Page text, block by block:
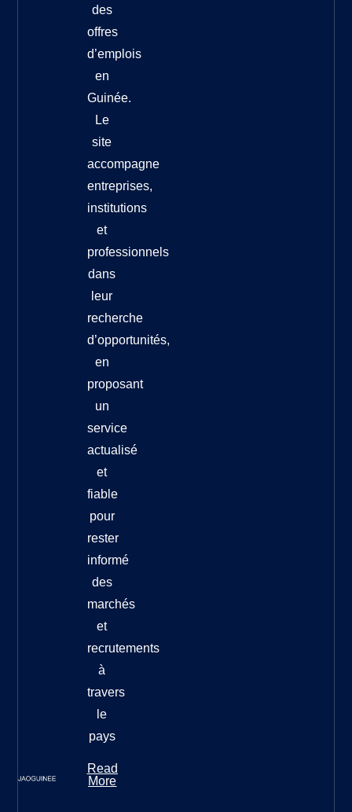
des
offres
d’emplois
en
Guinée.
Le
site
accompagne
entreprises,
institutions
et
professionnels
dans
leur
recherche
d’opportunités,
en
proposant
un
service
actualisé
et
fiable
pour
rester
informé
des
marchés
et
recrutements
à
travers
le
pays
Read
More